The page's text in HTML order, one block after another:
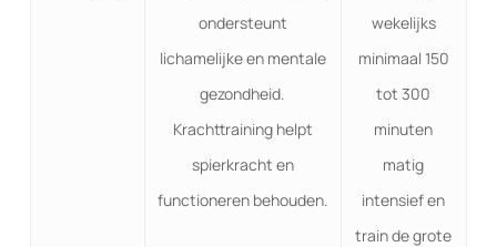
ondersteunt
lichamelijke en mentale
gezondheid.
Krachttraining helpt
spierkracht en
functioneren behouden.
wekelijks
minimaal 150
tot 300
minuten
matig
intensief en
train de grote